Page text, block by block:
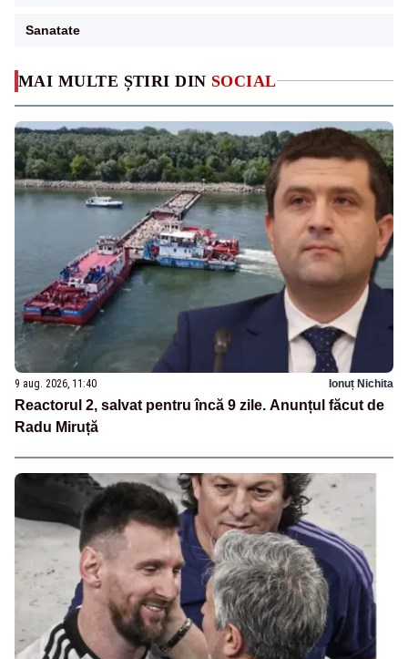
MAI MULTE ȘTIRI DIN SOCIAL
9 aug. 2026, 11:40 Ionuț Nichita
Reactorul 2, salvat pentru încă 9 zile. Anunțul făcut de
Radu Miruță
Sanatate